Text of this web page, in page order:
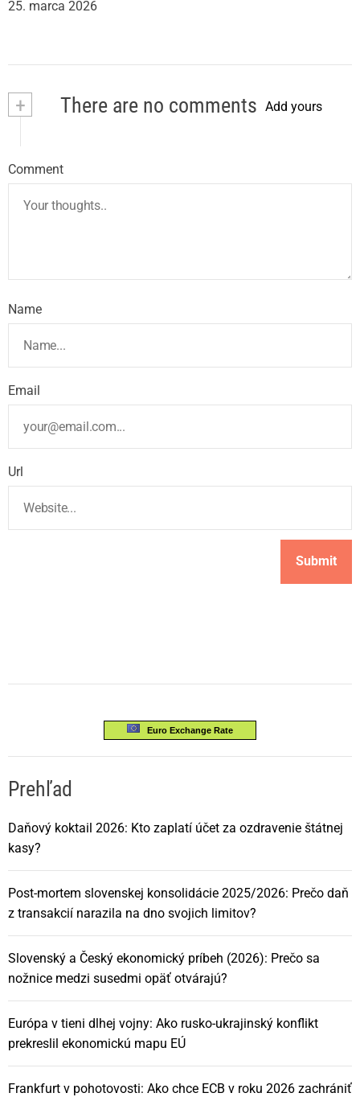
25. marca 2026
+ There are no comments Add yours
Comment
Name
Email
Url
Euro Exchange Rate
Prehľad
Daňový koktail 2026: Kto zaplatí účet za ozdravenie štátnej
kasy?
Post-mortem slovenskej konsolidácie 2025/2026: Prečo daň
z transakcií narazila na dno svojich limitov?
Slovenský a Český ekonomický príbeh (2026): Prečo sa
nožnice medzi susedmi opäť otvárajú?
Európa v tieni dlhej vojny: Ako rusko-ukrajinský konflikt
prekreslil ekonomickú mapu EÚ
Frankfurt v pohotovosti: Ako chce ECB v roku 2026 zachrániť